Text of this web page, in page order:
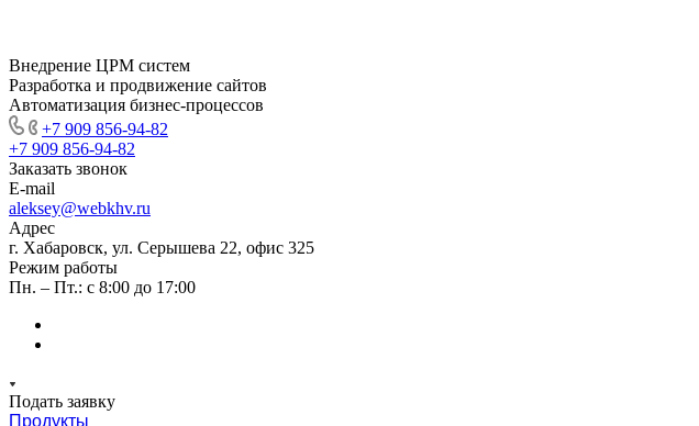
Внедрение ЦРМ систем
Разработка и продвижение сайтов
Автоматизация бизнес-процессов
+7 909 856-94-82
+7 909 856-94-82
Заказать звонок
E-mail
aleksey@webkhv.ru
Адрес
г. Хабаровск, ул. Серышева 22, офис 325
Режим работы
Пн. – Пт.: с 8:00 до 17:00
Подать заявку
Продукты